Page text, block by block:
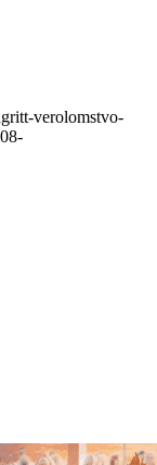
verolomstvo-